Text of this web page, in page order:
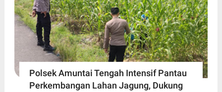
Polsek Amuntai Tengah Intensif Pantau
Perkembangan Lahan Jagung, Dukung